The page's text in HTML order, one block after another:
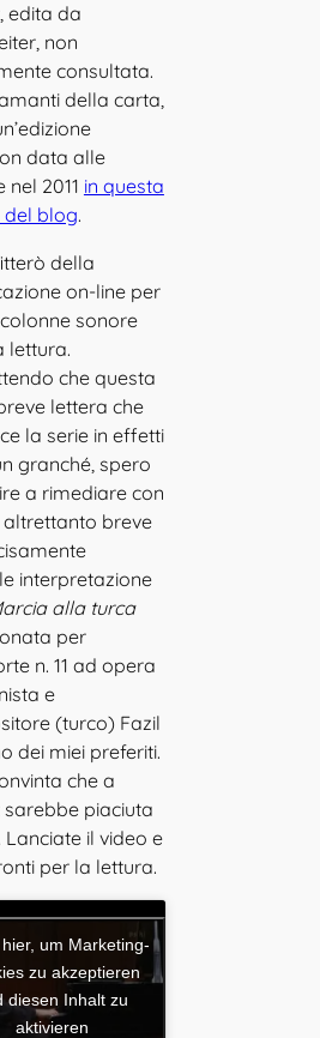
edita da
non
consultata.
della carta,
data alle
2011 in questa
del blog.
della
on-line per
sonore
lettura.
che questa
lettera che
la serie in effetti
granché, spero
a rimediare con
breve
interpretazione
alla turca
per
n. 11 ad opera
e
(turco) Fazil
dei miei preferiti.
che a
sarebbe piaciuta
il video e
per la lettura.
hier, um Marketing-
zu akzeptieren
diesen Inhalt zu
aktivieren